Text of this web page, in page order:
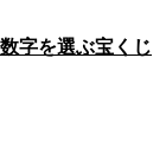
数字を選ぶ宝くじ